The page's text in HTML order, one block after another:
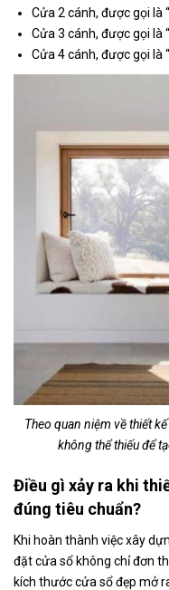
Cửa 2 cánh, được gọi là
Cửa 3 cánh, được gọi là
Cửa 4 cánh, được gọi là
Theo quan niệm về thiết
không thể thiếu để
Điều gì xảy ra khi
đúng tiêu chuẩn?
Khi hoàn thành việc xây
đặt cửa sổ không chỉ đơn
kích thước cửa sổ đẹp mở